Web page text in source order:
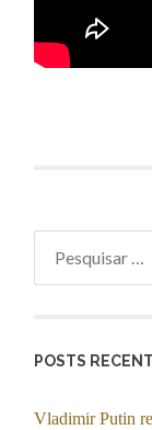
POSTS
Vladimir Putin